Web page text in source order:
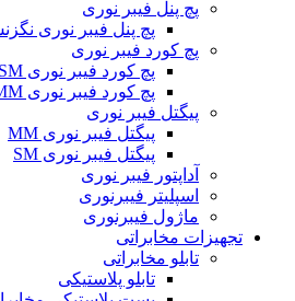
پچ پنل فیبر نوری
پچ پنل فیبر نوری
پچ کورد فیبر نوری
پچ کورد فیبر نوری SM
پچ کورد فیبر نوری MM
پیگتل فیبر نوری
پیگتل فیبر نوری MM
پیگتل فیبر نوری SM
آداپتور فیبر نوری
اسپلیتر فیبرنوری
ماژول فیبرنوری
تجهیزات مخابراتی
تابلو مخابراتی
تابلو پلاستیکی